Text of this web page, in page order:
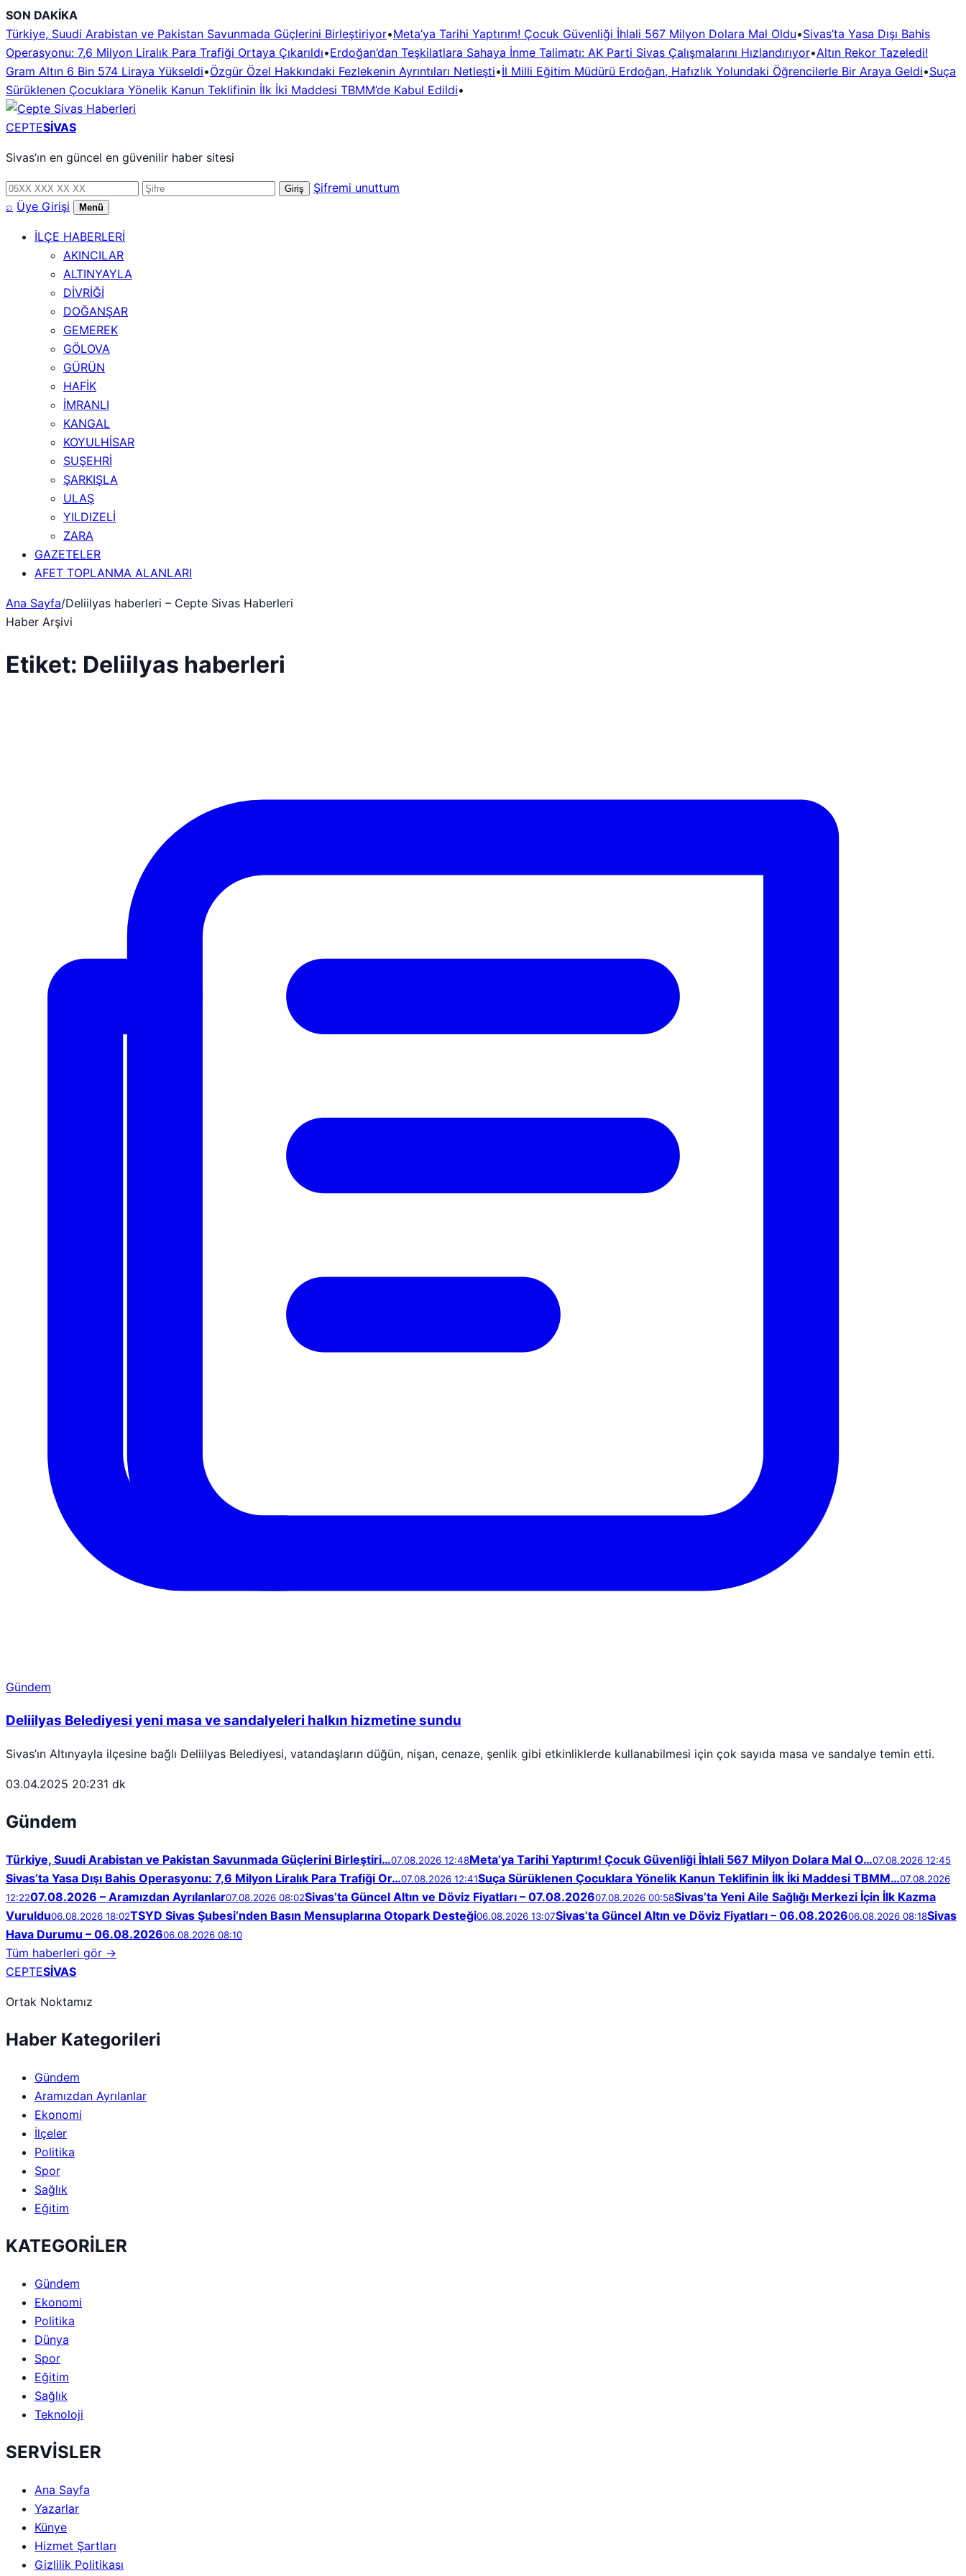
İçeriğe
geç
SON DAKİKA
Türkiye, Suudi Arabistan ve Pakistan Savunmada Güçlerini Birleştiriyor•Meta’ya Tarihi Yaptırım! Çocuk Güvenliği İhlali 567 Milyon Dolara Mal Oldu•Sivas’ta Yasa Dışı Bahis
Operasyonu: 7,6 Milyon Liralık Para Trafiği Ortaya Çıkarıldı•Erdoğan’dan Teşkilatlara Sahaya İnme Talimatı: AK Parti Sivas Çalışmalarını Hızlandırıyor•Altın Rekor Tazeledi!
Gram Altın 6 Bin 574 Liraya Yükseldi•Özgür Özel Hakkındaki Fezlekenin Ayrıntıları Netleşti•İl Milli Eğitim Müdürü Erdoğan, Hafızlık Yolundaki Öğrencilerle Bir Araya Geldi•Suça
Sürüklenen Çocuklara Yönelik Kanun Teklifinin İlk İki Maddesi TBMM’de Kabul Edildi•
CEPTESİVAS
Sivas’ın en güncel en güvenilir haber sitesi
Telefon
numarası
Şifre Giriş
Şifremi unuttum
⌕ Üye Girişi Menü
İLÇE HABERLERİ
AKINCILAR
ALTINYAYLA
DİVRİĞİ
DOĞANŞAR
GEMEREK
GÖLOVA
GÜRÜN
HAFİK
İMRANLI
KANGAL
KOYULHİSAR
SUŞEHRİ
ŞARKIŞLA
ULAŞ
YILDIZELİ
ZARA
GAZETELER
AFET TOPLANMA ALANLARI
Ana Sayfa/Deliilyas haberleri – Cepte Sivas Haberleri
Haber Arşivi
Etiket: Deliilyas haberleri
Gündem
Deliilyas Belediyesi yeni masa ve sandalyeleri halkın hizmetine sundu
Sivas’ın Altınyayla ilçesine bağlı Deliilyas Belediyesi, vatandaşların düğün, nişan, cenaze, şenlik gibi etkinliklerde kullanabilmesi için çok sayıda masa ve sandalye temin etti.
03.04.2025 20:231 dk
Gündem
Türkiye, Suudi Arabistan ve Pakistan Savunmada Güçlerini Birleştiri…07.08.2026 12:48Meta’ya Tarihi Yaptırım! Çocuk Güvenliği İhlali 567 Milyon Dolara Mal O…07.08.2026 12:45
Sivas’ta Yasa Dışı Bahis Operasyonu: 7,6 Milyon Liralık Para Trafiği Or…07.08.2026 12:41Suça Sürüklenen Çocuklara Yönelik Kanun Teklifinin İlk İki Maddesi TBMM…07.08.2026
12:2207.08.2026 – Aramızdan Ayrılanlar07.08.2026 08:02Sivas’ta Güncel Altın ve Döviz Fiyatları – 07.08.202607.08.2026 00:58Sivas’ta Yeni Aile Sağlığı Merkezi İçin İlk Kazma
Vuruldu06.08.2026 18:02TSYD Sivas Şubesi’nden Basın Mensuplarına Otopark Desteği06.08.2026 13:07Sivas’ta Güncel Altın ve Döviz Fiyatları – 06.08.202606.08.2026 08:18Sivas
Hava Durumu – 06.08.202606.08.2026 08:10
Tüm haberleri gör →
CEPTESİVAS
Ortak Noktamız
Haber Kategorileri
Gündem
Aramızdan Ayrılanlar
Ekonomi
İlçeler
Politika
Spor
Sağlık
Eğitim
KATEGORİLER
Gündem
Ekonomi
Politika
Dünya
Spor
Eğitim
Sağlık
Teknoloji
SERVİSLER
Ana Sayfa
Yazarlar
Künye
Hizmet Şartları
Gizlilik Politikası